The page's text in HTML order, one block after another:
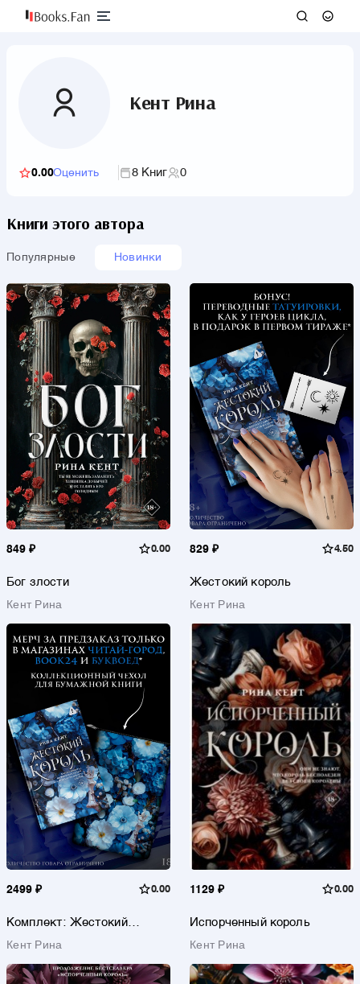
Кент Рина
0.00Оценить 8 Книг 0
Книги этого автора
Популярные Новинки
849 ₽ 0.00
Бог злости
Кент Рина
829 ₽ 4.50
Жестокий король
Кент Рина
2499 ₽ 0.00
Комплект: Жестокий
Кент Рина
1129 ₽ 0.00
Испорченный король
Кент Рина